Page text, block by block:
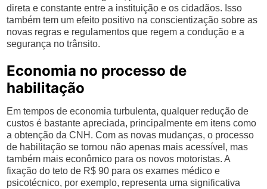
direta e constante entre a instituição e os cidadãos. Isso
também tem um efeito positivo na conscientização sobre as
novas regras e regulamentos que regem a condução e a
segurança no trânsito.
Economia no processo de
habilitação
Em tempos de economia turbulenta, qualquer redução de
custos é bastante apreciada, principalmente em itens como
a obtenção da CNH. Com as novas mudanças, o processo
de habilitação se tornou não apenas mais acessível, mas
também mais econômico para os novos motoristas. A
fixação do teto de R$ 90 para os exames médico e
psicotécnico, por exemplo, representa uma significativa